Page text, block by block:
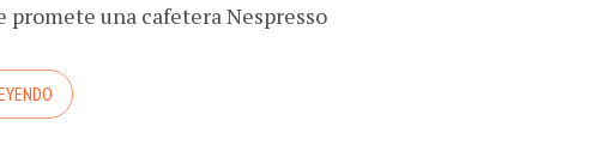
promete una cafetera Nespresso